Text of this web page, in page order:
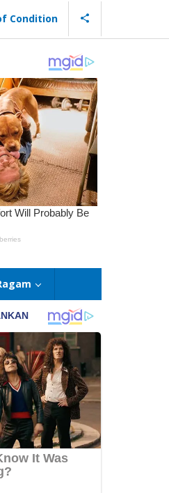
Condition